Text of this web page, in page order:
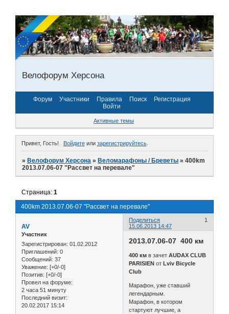
Велофорум Херсона
Форум Участники Правила Поиск
Регистрация
Войти
Активные темы
Привет, Гость! Войдитеили зарегистрируйтесь.
»Велофорум Херсона »Веломарафоны / Бреветы »400km
2013.07.06-07 "Рассвет на перевале"
400km 2013.07.06-07 "Рассвет на перевале"
Страница:1
Поделиться
1
15.06.2013 14:47
AV
Участник
Зарегистрирован: 01.02.2012
Приглашений: 0
Сообщений: 37
Уважение: [+0/-0]
Позитив: [+0/-0]
Провел на форуме:
2 часа 51 минуту
Последний визит:
20.02.2017 15:14
2013.07.06-07 400 км
400 км в зачетAUDAX CLUB
PARISIEN от Lviv Bicycle
Club
Марафон, уже ставший
легендарным.
Марафон, в котором
стартуют лучшие, а